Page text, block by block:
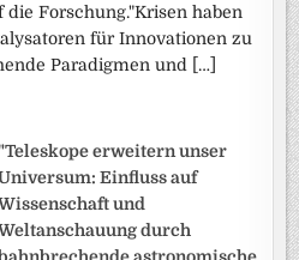
Forschung."Krisen haben
für Innovationen zu
Paradigmen und […]
erweitern unser
Einfluss auf
und
durch
astronomische